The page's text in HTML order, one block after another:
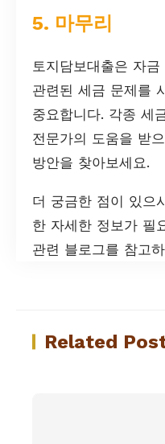
5. 마무리
토지담보대출은 자
관련된 세금 문제를
중요합니다. 각종 세
전문가의 도움을 받
방안을 찾아보세요.
더 궁금한 점이 있으
한 자세한 정보가 필
관련 블로그를 참고
Related